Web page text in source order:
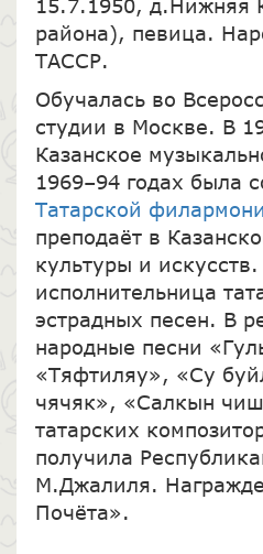
15.7.1950, д.Нижняя
района), певица.
ТАССР.
Обучалась во
студии в Москве. В
Казанское
1969–94 годах была
Татарской
преподаёт в
культуры и
исполнительница
эстрадных песен. В
народные песни
«Тяфтиляу», «Су
чячяк», «Салкын
татарских
получила
М.Джалиля.
Почёта».